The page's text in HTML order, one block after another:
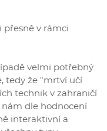
v rámci
velmi potřebný
tedy že "mrtví učí
technik v zahraničí
nám dle hodnocení
interaktivní a